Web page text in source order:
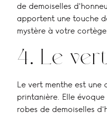
de demoiselles
apportent une touche
mystère à votre cortège.
4. Le
Le vert menthe est une
printanière. Elle
robes de demoiselles